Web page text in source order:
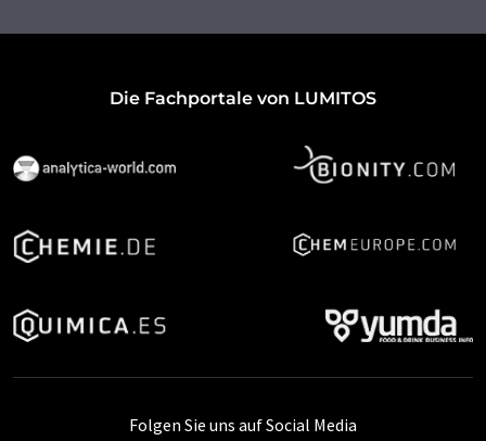
Die Fachportale von LUMITOS
Folgen Sie uns auf Social Media